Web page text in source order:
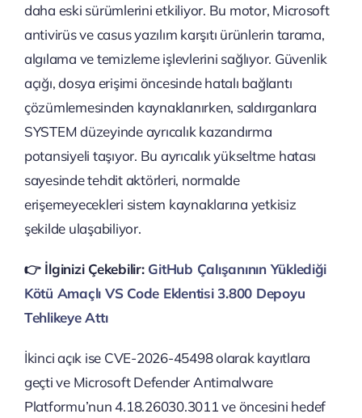
daha eski sürümlerini etkiliyor. Bu motor, Microsoft
antivirüs ve casus yazılım karşıtı ürünlerin tarama,
algılama ve temizleme işlevlerini sağlıyor. Güvenlik
açığı, dosya erişimi öncesinde hatalı bağlantı
çözümlemesinden kaynaklanırken, saldırganlara
SYSTEM düzeyinde ayrıcalık kazandırma
potansiyeli taşıyor. Bu ayrıcalık yükseltme hatası
sayesinde tehdit aktörleri, normalde
erişemeyecekleri sistem kaynaklarına yetkisiz
şekilde ulaşabiliyor.
👉️ İlginizi Çekebilir: GitHub Çalışanının Yüklediği
Kötü Amaçlı VS Code Eklentisi 3.800 Depoyu
Tehlikeye Attı
İkinci açık ise CVE-2026-45498 olarak kayıtlara
geçti ve Microsoft Defender Antimalware
Platformu’nun 4.18.26030.3011 ve öncesini hedef